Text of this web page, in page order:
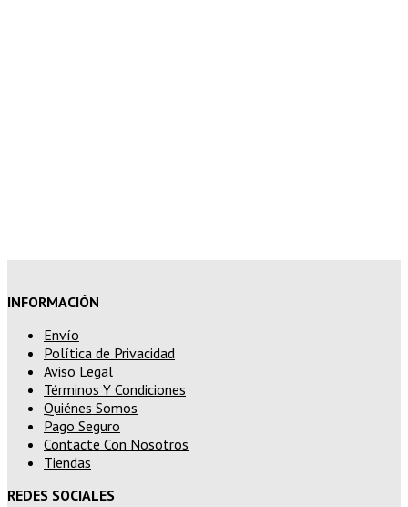
INFORMACIÓN
Envío
Política de Privacidad
Aviso Legal
Términos Y Condiciones
Quiénes Somos
Pago Seguro
Contacte Con Nosotros
Tiendas
REDES SOCIALES